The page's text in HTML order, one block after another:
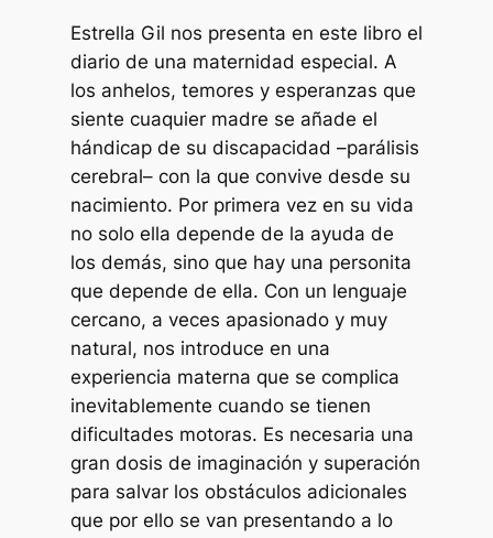
Estrella Gil nos presenta en este libro el
diario de una maternidad especial. A
los anhelos, temores y esperanzas que
siente cuaquier madre se añade el
hándicap de su discapacidad –parálisis
cerebral– con la que convive desde su
nacimiento. Por primera vez en su vida
no solo ella depende de la ayuda de
los demás, sino que hay una personita
que depende de ella. Con un lenguaje
cercano, a veces apasionado y muy
natural, nos introduce en una
experiencia materna que se complica
inevitablemente cuando se tienen
dificultades motoras. Es necesaria una
gran dosis de imaginación y superación
para salvar los obstáculos adicionales
que por ello se van presentando a lo